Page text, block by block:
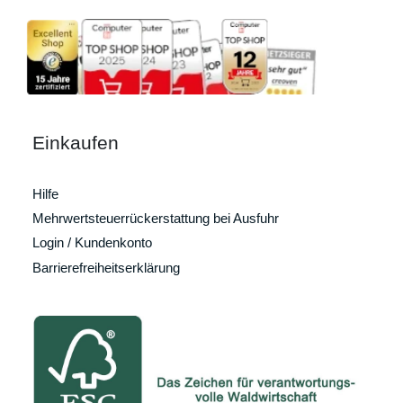
Einkaufen
Hilfe
Mehrwertsteuerrückerstattung bei Ausfuhr
Login / Kundenkonto
Barrierefreiheitserklärung